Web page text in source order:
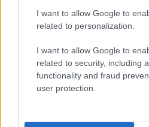
I want to allow Google to
related to personalization.
I want to allow Google to
related to security, including
functionality and fraud
user protection.